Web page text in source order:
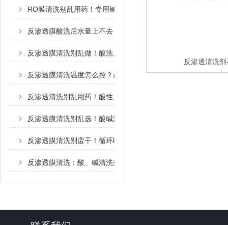
RO膜清洗别乱用药！专用碱洗剂和通用除垢碱差别很大
反渗透膜酸洗后水量上不去？多半是药剂搭配和操作出了问题
反渗透膜清洗别乱做！酸洗、碱洗适配污染物一目了然
反渗透膜清洗温度怎么控？超温损伤隐患逐一讲透
反渗透清洗别乱用药！酸性、碱性清洗剂分工各不同
反渗透膜清洗别乱选！酸碱清洗剂适配污垢对照表，运维人手
反渗透膜清洗别蛮干！循环时长把控不对，膜元件损耗翻倍
反渗透膜清洗：酸、碱清洗剂各司其职，对症清洗不伤膜
反渗透清洗